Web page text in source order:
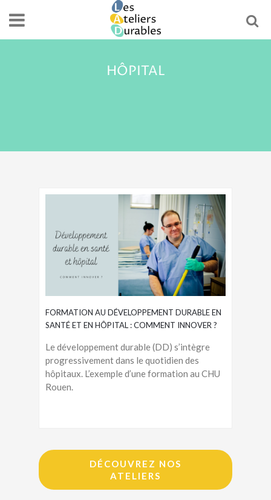
HÔPITAL
FORMATION AU DÉVELOPPEMENT DURABLE EN
SANTÉ ET EN HÔPITAL : COMMENT INNOVER ?
Le développement durable (DD) s’intègre
progressivement dans le quotidien des
hôpitaux. L’exemple d’une formation au CHU
Rouen.
DÉCOUVREZ NOS
ATELIERS